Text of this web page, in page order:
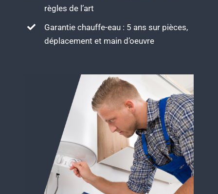
règles de l’art
Garantie chauffe-eau : 5 ans sur pièces,
déplacement et main d’oeuvre